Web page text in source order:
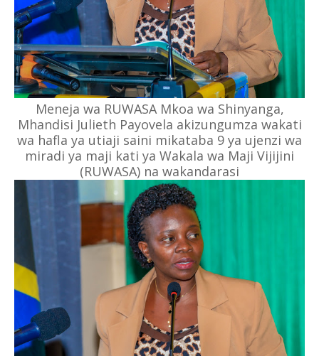
Meneja wa RUWASA Mkoa wa Shinyanga,
Mhandisi Julieth Payovela akizungumza wakati
wa hafla ya utiaji saini mikataba 9 ya ujenzi wa
miradi ya maji kati ya Wakala wa Maji Vijijini
(RUWASA) na wakandarasi